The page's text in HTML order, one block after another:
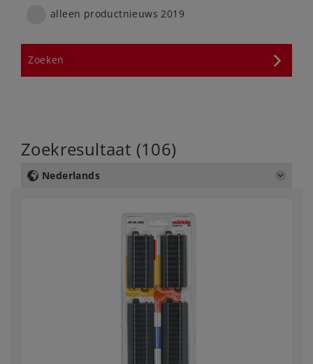
alleen productnieuws 2019
Zoekresultaat (106)
Nederlands